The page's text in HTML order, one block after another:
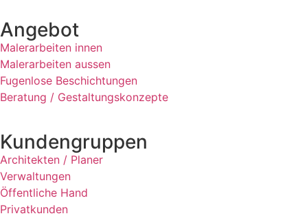
Angebot
Malerarbeiten innen
Malerarbeiten aussen
Fugenlose Beschichtungen
Beratung / Gestaltungskonzepte
Kundengruppen
Architekten / Planer
Verwaltungen
Öffentliche Hand
Privatkunden